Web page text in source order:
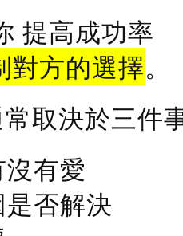
提高成功率
對方的選擇。
取決於三件
有愛
否解決